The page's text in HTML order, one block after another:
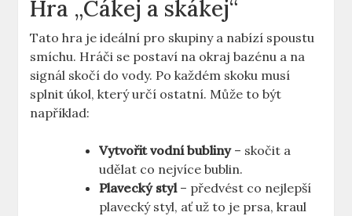
Hra „Cákej a skákej“
Tato hra je ideální pro skupiny a nabízí spoustu
smíchu. Hráči se postaví na okraj bazénu a na
signál skočí do vody. Po každém skoku musí
splnit úkol, který určí ostatní. Může to být
například:
Vytvořit vodní bubliny– skočit a
udělat co nejvíce bublin.
Plavecký styl– předvést co nejlepší
plavecký styl, ať už to je prsa, kraul